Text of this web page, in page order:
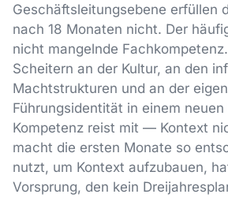
Geschäftsleitungsebene erfüllen
nach 18 Monaten nicht. Der
nicht mangelnde
Scheitern an der Kultur, an den
Machtstrukturen und an der
Führungsidentität in einem neuen
Kompetenz reist mit — Kontext
macht die ersten Monate so
nutzt, um Kontext aufzubauen,
Vorsprung, den kein